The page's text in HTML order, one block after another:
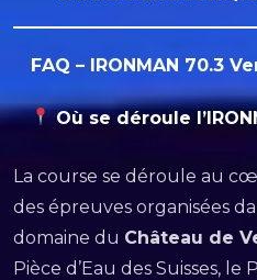
FAQ – IRONMAN 70.3
Où se déroule
La course se déroule au
des épreuves organisées
domaine du Château de
Pièce d’Eau des Suisses,